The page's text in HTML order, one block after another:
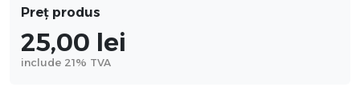
Preț produs
25,00 lei
include 21% TVA